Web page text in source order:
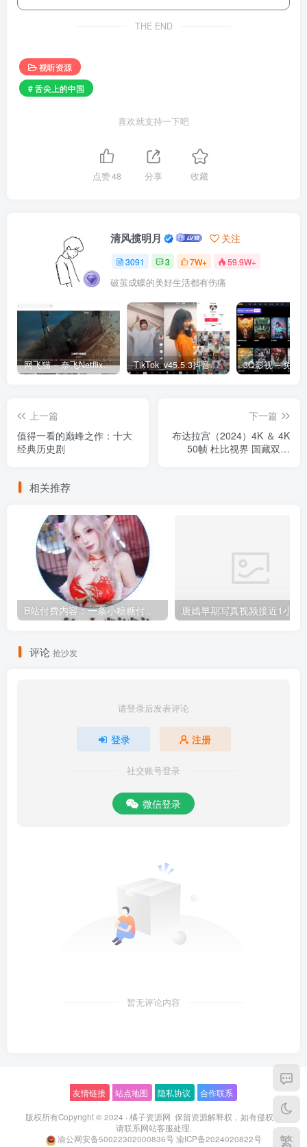
THE END
视听资源
# 舌尖上的中国
喜欢就支持一下吧
点赞48 分享 收藏
清风揽明月 关注
3091 3 7W+ 59.9W+
破茧成蝶的美好生活都有伤痛
网飞猫 – 奈飞Netflix免费看 TikTok_v45.5.3抖音国际版_免拔卡解锁全球版
上一篇
值得一看的巅峰之作：十大
经典历史剧
下一篇
布达拉宫（2024）4K ＆ 4K
50帧 杜比视界 国藏双语
相关推荐
B站付费内容：一条小糖糖付费内容，舰长礼包及热.舞助眠合集
评论 抢沙发
请登录后发表评论
登录 注册
社交账号登录
微信登录
暂无评论内容
友情链接 站点地图 隐私协议 合作联系
版权所有Copyright © 2024 · 橘子资源网 保留资源解释权，如有侵权，
请联系网站客服处理.
渝公网安备50022302000836号 渝ICP备2024020822号 繁